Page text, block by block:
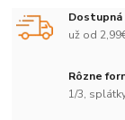
Dostupná
už od
Rôzne
1/3,